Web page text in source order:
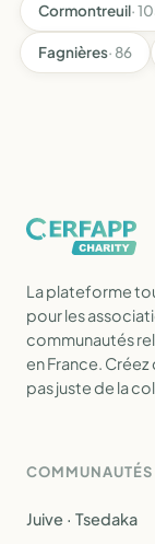
Cormontreuil·
Fagnières· 86
La plateforme
pour les
communautés
en France. Créez
pas juste de la
COMMUNAUTÉS
Juive · Tsedaka